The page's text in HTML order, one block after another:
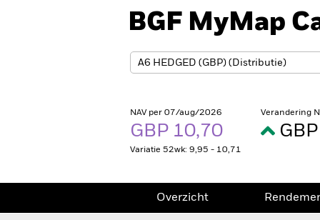
BGF MyMap
NAV per 07/aug/2026
GBP 10,70
Variatie 52wk: 9,95 - 10,71
Verandering
Overzicht